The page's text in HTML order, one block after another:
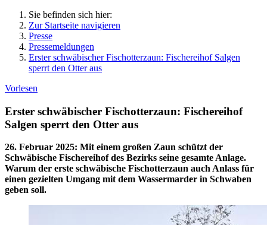
Sie befinden sich hier:
Zur Startseite navigieren
Presse
Pressemeldungen
Erster schwäbischer Fischotterzaun: Fischereihof Salgen
sperrt den Otter aus
Vorlesen
Erster schwäbischer Fischotterzaun: Fischereihof
Salgen sperrt den Otter aus
26. Februar 2025: Mit einem großen Zaun schützt der
Schwäbische Fischereihof des Bezirks seine gesamte Anlage.
Warum der erste schwäbische Fischotterzaun auch Anlass für
einen gezielten Umgang mit dem Wassermarder in Schwaben
geben soll.